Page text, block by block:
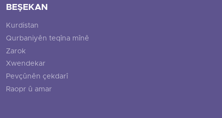
BEŞEKAN
Kurdistan
Qurbaniyên teqîna mînê
Zarok
Xwendekar
Pevçûnên çekdarî
Raopr û amar